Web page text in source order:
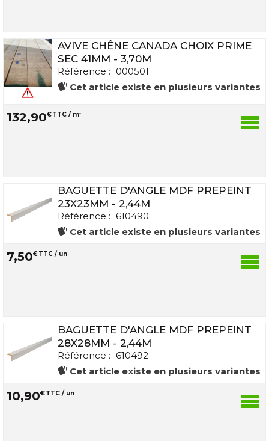
AVIVE CHÊNE CANADA CHOIX PRIME
SEC 41MM - 3,70M
Référence : 000501
Cet article existe en plusieurs variantes
132,90€TTC / m2
BAGUETTE D'ANGLE MDF PREPEINT
23X23MM - 2,44M
Référence : 610490
Cet article existe en plusieurs variantes
7,50€TTC / un
BAGUETTE D'ANGLE MDF PREPEINT
28X28MM - 2,44M
Référence : 610492
Cet article existe en plusieurs variantes
10,90€TTC / un